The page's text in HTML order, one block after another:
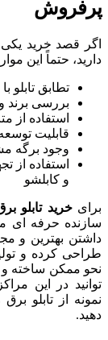
پرفروش
اگر قصد خرید یکی
دارید، حتماً این
تطابق تابلو
بررسی برند و
استفاده از
قابلیت
وجود برگه
استفاده از
و کابلشو
برایخرید تابلو
سازنده حرفه‌ ای
داشتن بهترین و
طراحی کرده و
نحو ممکن ساخته
توانید در این
نمونه از تابلو
دهید.